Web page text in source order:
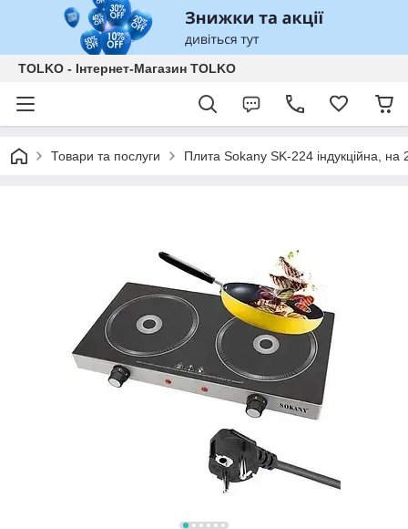
TOLKO - Інтернет-Магазин TOLKO
Товари та послуги Плита Sokany SK-224 індукційна,